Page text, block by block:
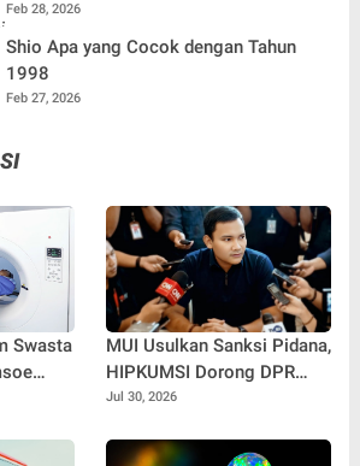
Feb 28, 2026
Shio Apa yang Cocok dengan Tahun
1998
Feb 27, 2026
Swasta
MUI Usulkan Sanksi Pidana,
HIPKUMSI Dorong DPR
Segera Bertindak
Jul 30, 2026